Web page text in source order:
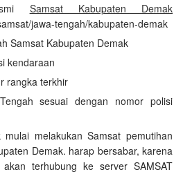
Samsat Kabupaten Demak
jawa-tengah/kabupaten-demak
Samsat Kabupaten Demak
kendaraan
rangka terkhir
sesuai dengan nomor polisi
melakukan Samsat pemutihan
Demak. harap bersabar, karena
terhubung ke server SAMSAT